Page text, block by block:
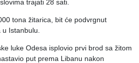
trajati 28 sati.
tona žitarica, bit će podvrgnut
Istanbulu.
luke Odesa isplovio prvi brod sa žitom
put prema Libanu nakon